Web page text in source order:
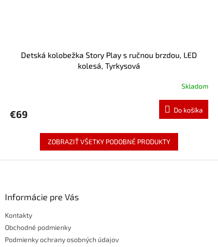
Detská kolobežka Story Play s ručnou brzdou, LED
kolesá, Tyrkysová
Skladom
€69 Do košíka
ZOBRAZIŤ VŠETKY PODOBNÉ PRODUKTY
Informácie pre Vás
Kontakty
Obchodné podmienky
Podmienky ochrany osobných údajov